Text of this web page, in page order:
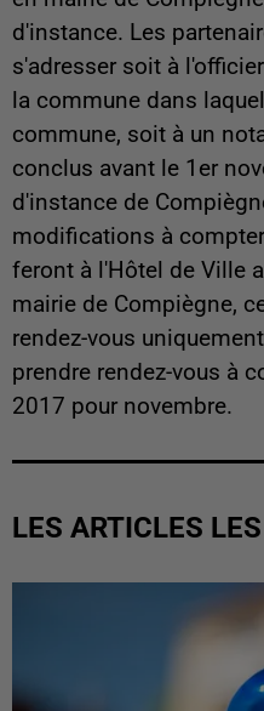
d'instance. Les
s'adresser soit à
la commune dans
commune, soit à un
conclus avant le 1er
d'instance de
modifications à
feront à l'Hôtel de Ville
mairie de Compiègne,
rendez-vous
prendre rendez-vous à
2017 pour novembre.
LES ARTICLES